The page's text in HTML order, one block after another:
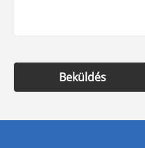
Beküldés